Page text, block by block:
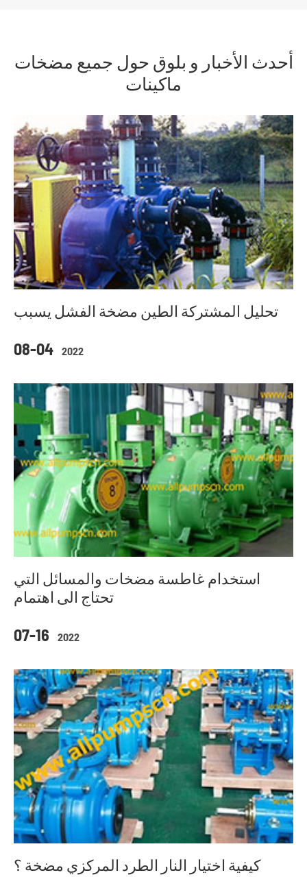
أحدث الأخبار و بلوق حول جميع مضخات
ماكينات
08-04 2022
تحليل المشتركة الطين مضخة الفشل يسبب
07-16 2022
استخدام غاطسة مضخات والمسائل التي
تحتاج الى اهتمام
كيفية اختيار النار الطرد المركزي مضخة ؟